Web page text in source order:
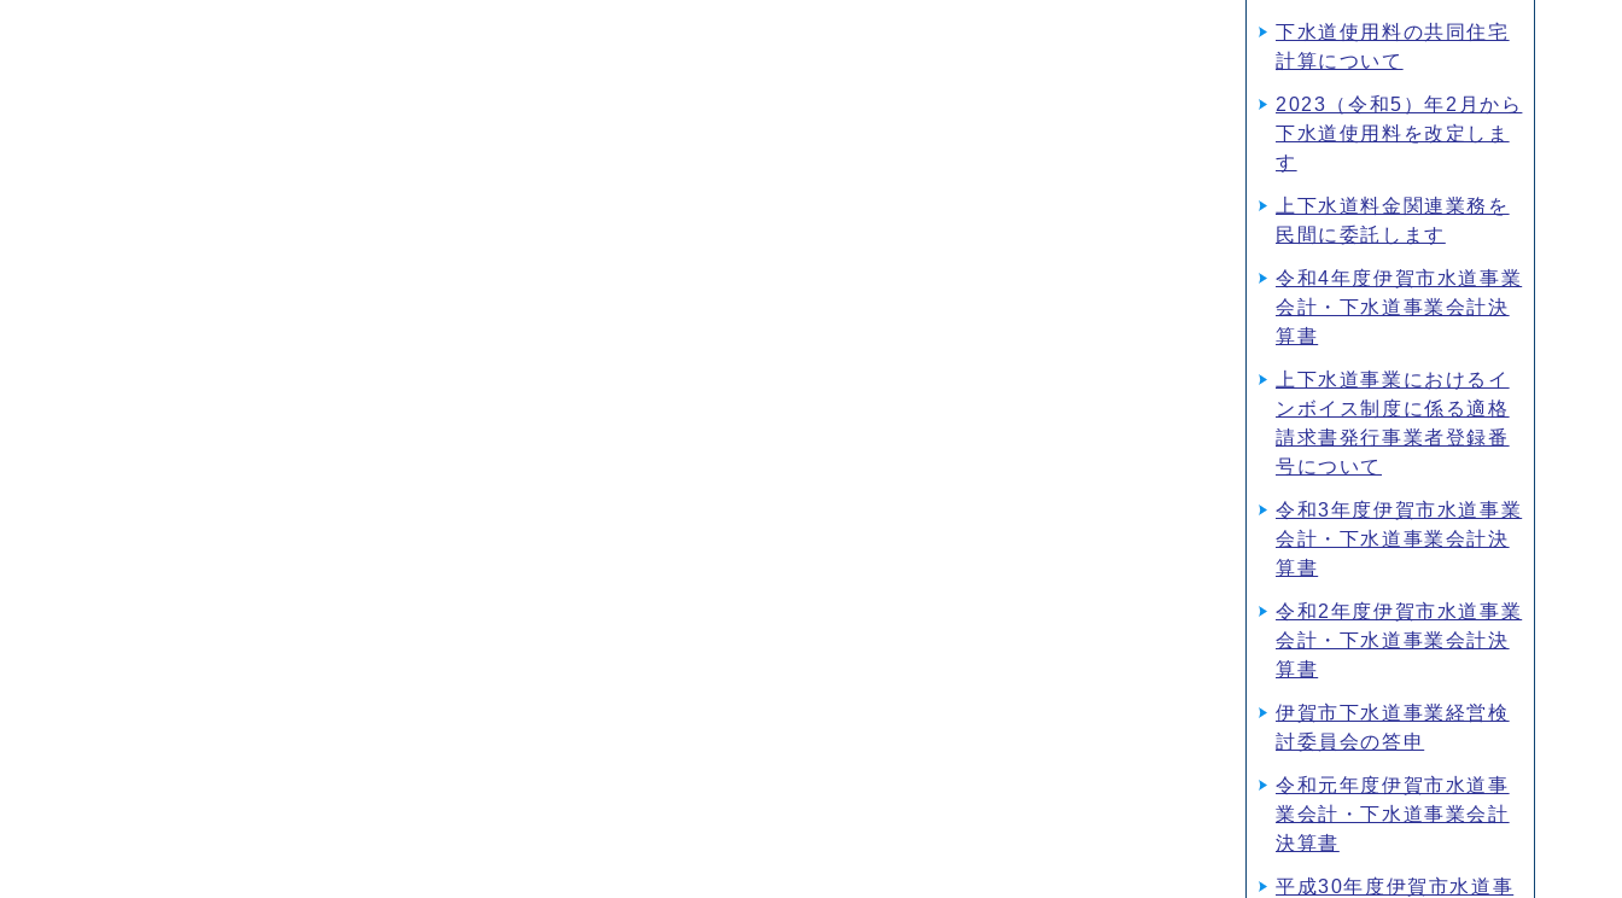
下水道使用料の共同住宅
計算について
2023（令和5）年2月から
下水道使用料を改定しま
す
上下水道料金関連業務を
民間に委託します
令和4年度伊賀市水道事業
会計・下水道事業会計決
算書
上下水道事業におけるイ
ンボイス制度に係る適格
請求書発行事業者登録番
号について
令和3年度伊賀市水道事業
会計・下水道事業会計決
算書
令和2年度伊賀市水道事業
会計・下水道事業会計決
算書
伊賀市下水道事業経営検
討委員会の答申
令和元年度伊賀市水道事
業会計・下水道事業会計
決算書
平成30年度伊賀市水道事